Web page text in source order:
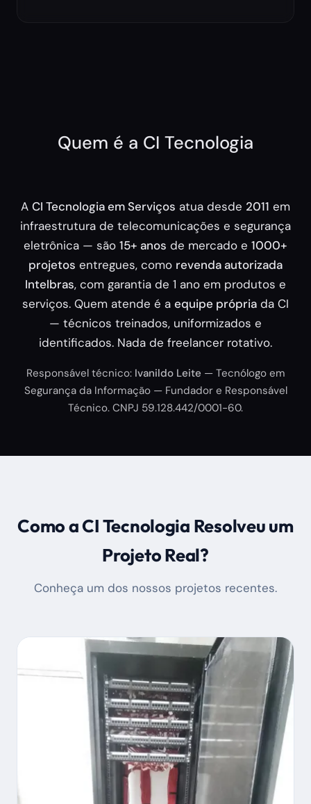
Quem é a CI Tecnologia
A CI Tecnologia em Serviços atua desde 2011 em
infraestrutura de telecomunicações e segurança
eletrônica — são 15+ anos de mercado e 1000+
projetos entregues, como revenda autorizada
Intelbras, com garantia de 1 ano em produtos e
serviços. Quem atende é a equipe própria da CI
— técnicos treinados, uniformizados e
identificados. Nada de freelancer rotativo.
Responsável técnico: Ivanildo Leite — Tecnólogo em
Segurança da Informação — Fundador e Responsável
Técnico. CNPJ 59.128.442/0001-60.
Como a CI Tecnologia Resolveu um
Projeto Real?
Conheça um dos nossos projetos recentes.